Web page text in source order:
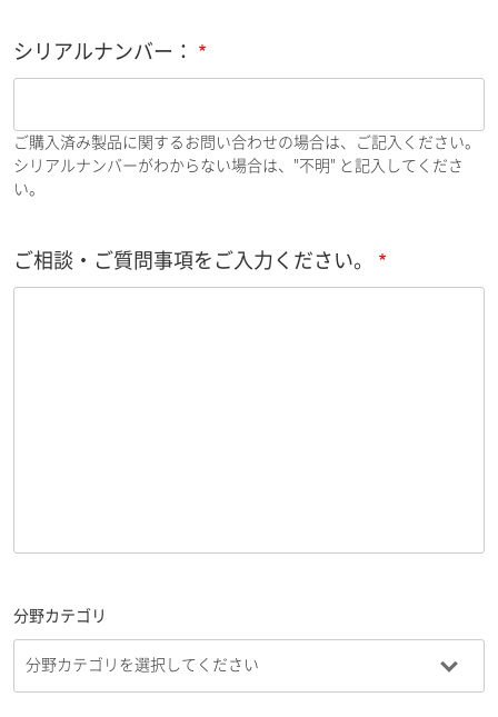
シリアルナンバー：
ご購入済み製品に関するお問い合わせの場合は、ご記入ください。
シリアルナンバーがわからない場合は、"不明" と記入してくださ
い。
ご相談・ご質問事項をご入力ください。
分野カテゴリ